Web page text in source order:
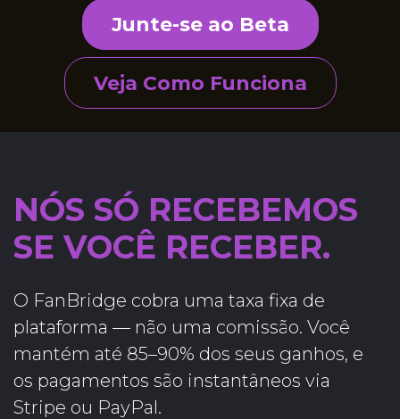
Junte-se ao Beta
Veja Como Funciona
NÓS SÓ RECEBEMOS
SE VOCÊ RECEBER.
O FanBridge cobra uma taxa fixa de
plataforma — não uma comissão. Você
mantém até 85–90% dos seus ganhos, e
os pagamentos são instantâneos via
Stripe ou PayPal.